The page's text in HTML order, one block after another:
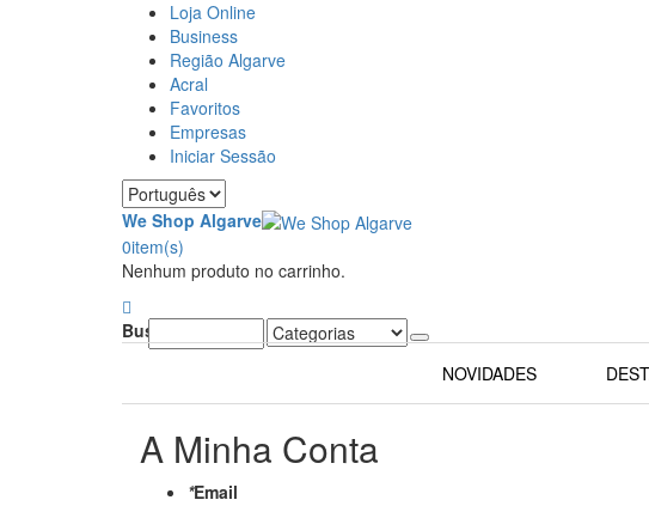
Loja Online
Business
Região Algarve
Acral
Favoritos
Empresas
Iniciar Sessão
We Shop Algarve
0item(s)
Nenhum produto no carrinho.
Buscar:
NOVIDADES
A Minha Conta
*Email